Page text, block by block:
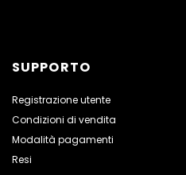
SUPPORTO
Registrazione utente
Condizioni di vendita
Modalità pagamenti
Resi